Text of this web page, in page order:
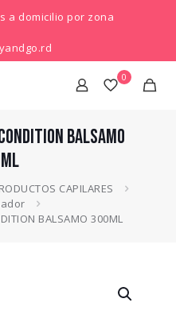
a domicilio por zona
0
BALSAMO
CAPILARES
BALSAMO 300ML